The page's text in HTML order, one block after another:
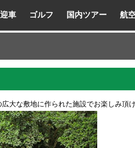
車 ゴルフ 国内ツアー 航
大な敷地に作られた施設でお楽しみ頂け